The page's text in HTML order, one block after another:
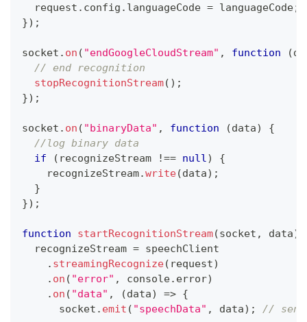
  request
. config . languageCode = languageCode;
}) ;
socket . on ( "endGoogleCloudStream" , function (
// end recognition
stopRecognitionStream( ) ;
}) ;
socket . on ( "binaryData" , function (data)
{
//log binary data
if
( recognizeStream !== null)
{
    recognizeStream
.write(data) ;
}
}) ;
function startRecognitionStream(socket , data)
  recognizeStream
= speechClient
. streamingRecognize( request)
. on ( "error" , console. error)
. on ( "data" , (data) => {
      socket
. emit ( "speechData" , data) ; //